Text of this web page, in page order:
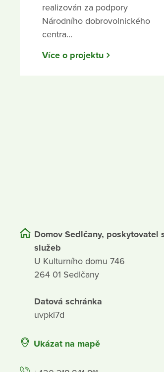
realizován za podpory
Národního dobrovolnického
centra...
Více o projektu
Domov Sedlčany, poskytovatel
služeb
U Kulturního domu 746
264 01 Sedlčany
Datová schránka
uvpki7d
Ukázat na mapě